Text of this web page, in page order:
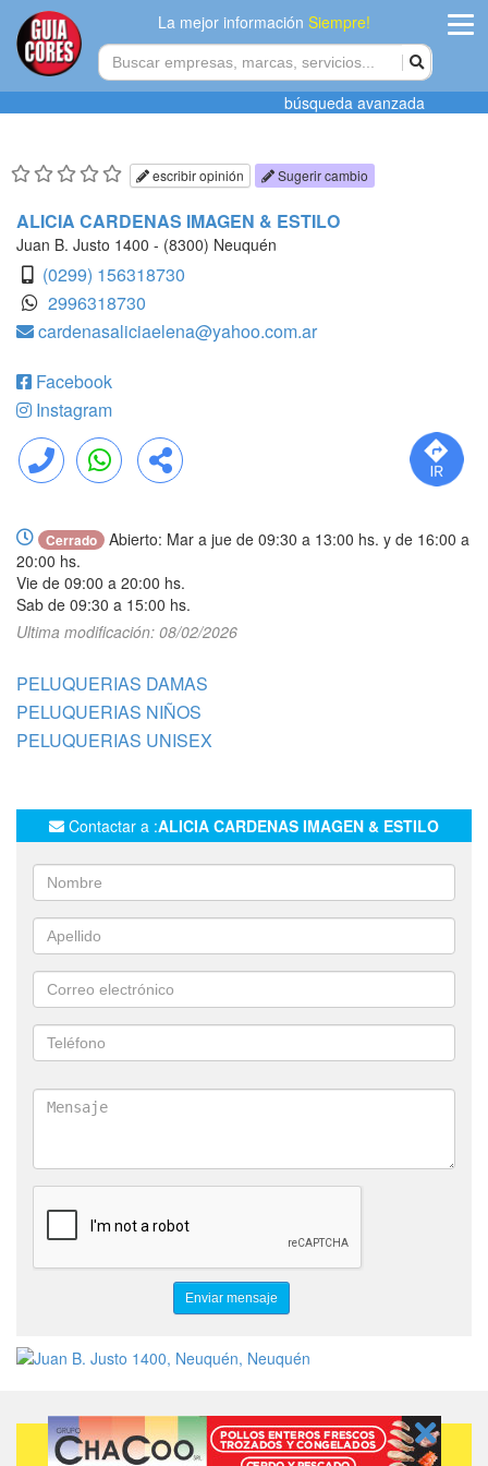
La mejor informaciónSiempre!
Agregar
Contactenos
búsqueda avanzada
escribir opinión Sugerir cambio
ALICIA CARDENAS IMAGEN & ESTILO
Juan B. Justo 1400 - (8300) Neuquén
(0299) 156318730
2996318730
cardenasaliciaelena@yahoo.com.ar
Facebook
Instagram
Llamar WhatsApp Compartir
Cerrado
Abierto: Mar a jue de 09:30 a 13:00 hs. y de 16:00 a
20:00 hs.
Vie de 09:00 a 20:00 hs.
Sab de 09:30 a 15:00 hs.
Ultima modificación: 08/02/2026
PELUQUERIAS DAMAS
PELUQUERIAS NIÑOS
PELUQUERIAS UNISEX
Contactar a :ALICIA CARDENAS IMAGEN & ESTILO